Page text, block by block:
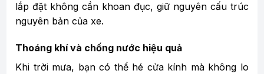
lắp đặt không cần khoan đục, giữ nguyên cấu trúc
nguyên bản của xe.
Thoáng khí và chống nước hiệu quả
Khi trời mưa, bạn có thể hé cửa kính mà không lo